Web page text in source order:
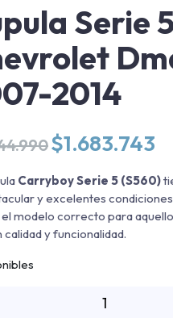
Serie
2014
El
precio
original
era:
$2.244.990.
$1.683.743
es:
Carryboy Serie 5 (S560)
y excelentes
modelo correcto para
calidad y funcionalidad.